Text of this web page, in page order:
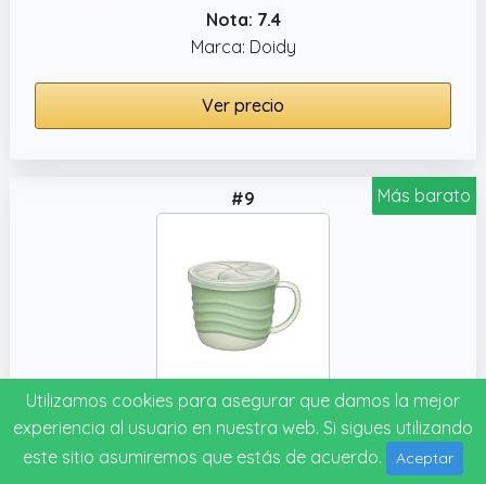
Nota: 7.4
Marca: Doidy
Ver precio
Más barato
#9
nip – Caja de aperitivos 2 en 1 | Vaso para aperitivos irrompible con tapa para bebés a partir de 9 meses de más del 90% de materias primas renovables. Vaso ergonómico y caja de aperitivos en uno |
Marca: Nip
Utilizamos cookies para asegurar que damos la mejor
experiencia al usuario en nuestra web. Si sigues utilizando
este sitio asumiremos que estás de acuerdo.
Aceptar